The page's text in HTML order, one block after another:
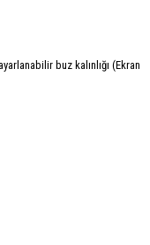
buz kalınlığı (Ekran